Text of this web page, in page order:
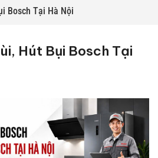
Bosch Tại Hà Nội
Hút Bụi Bosch Tại